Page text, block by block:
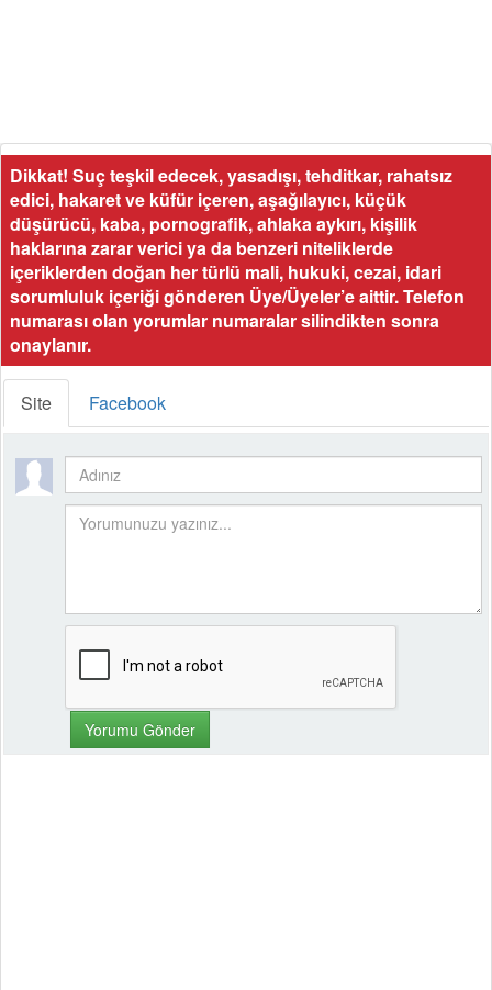
Dikkat! Suç teşkil edecek, yasadışı, tehditkar, rahatsız
edici, hakaret ve küfür içeren, aşağılayıcı, küçük
düşürücü, kaba, pornografik, ahlaka aykırı, kişilik
haklarına zarar verici ya da benzeri niteliklerde
içeriklerden doğan her türlü mali, hukuki, cezai, idari
sorumluluk içeriği gönderen Üye/Üyeler’e aittir. Telefon
numarası olan yorumlar numaralar silindikten sonra
onaylanır.
Site Facebook